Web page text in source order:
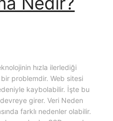
hızla ilerlediği
problemdir. Web sitesi
kaybolabilir. İşte bu
girer. Veri Neden
farklı nedenler olabilir.